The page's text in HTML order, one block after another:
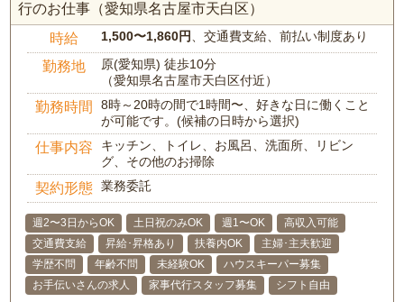
行のお仕事（愛知県名古屋市天白区）
時給 1,500〜1,860円、交通費支給、前払い制度あり
勤務地
原(愛知県) 徒歩10分
（愛知県名古屋市天白区付近）
勤務時間
8時～20時の間で1時間〜、好きな日に働くこと
が可能です。(候補の日時から選択)
仕事内容
キッチン、トイレ、お風呂、洗面所、リビン
グ、その他のお掃除
契約形態 業務委託
週2〜3日からOK 土日祝のみOK 週1〜OK
高収入可能
交通費支給
昇給･昇格あり 扶養内OK
主婦･主夫歓迎
学歴不問
年齢不問 未経験OK
ハウスキーパー募集
お手伝いさんの求人
家事代行スタッフ募集 シフト自由